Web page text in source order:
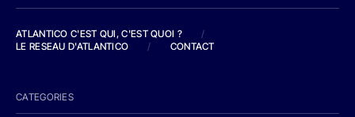
ATLANTICO C'EST QUI, C'EST QUOI ?
/
LE RESEAU D'ATLANTICO
/ CONTACT
CATEGORIES